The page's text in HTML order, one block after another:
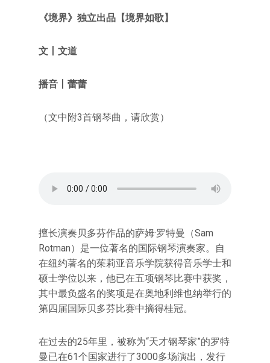
《境界》 独立出品【境界如歌】
文 丨文道
播音丨蕾蕾
（文中附3首钢琴曲，请欣赏）
擅长演奏贝多芬作品的萨姆·罗特曼（Sam
Rotman）是一位著名的国际钢琴演奏家。自
在纽约著名的茱莉亚音乐学院获得音乐学士和
硕士学位以来，他已在五项钢琴比赛中获奖，
其中最负盛名的奖项是在奥地利维也纳举行的
第四届国际贝多芬比赛中摘得桂冠。
在过去的25年里，被称为“天才钢琴家”的罗特
曼已在61个国家进行了3000多场演出，发行